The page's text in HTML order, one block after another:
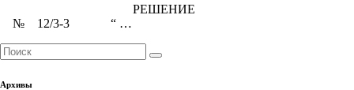
РЕШЕНИЕ
№ 12/3-3 “ …
Архивы